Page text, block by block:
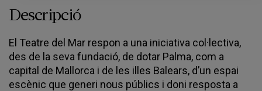
Descripció
El Teatre del Mar respon a una iniciativa col·lectiva,
des de la seva fundació, de dotar Palma, com a
capital de Mallorca i de les illes Balears, d’un espai
escènic que generi nous públics i doni resposta a